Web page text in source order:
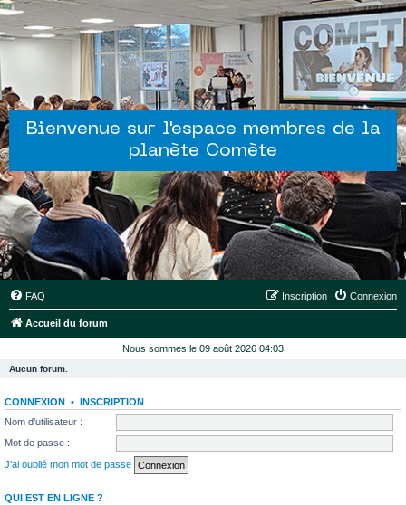
Bienvenue sur l'espace membres de la
planète Comète
FAQ Connexion
Inscription
Accueil du forum
Nous sommes le 09 août 2026 04:03
Aucun forum.
CONNEXION • INSCRIPTION
Nom d’utilisateur :
Mot de passe :
J’ai oublié mon mot de passe
QUI EST EN LIGNE ?